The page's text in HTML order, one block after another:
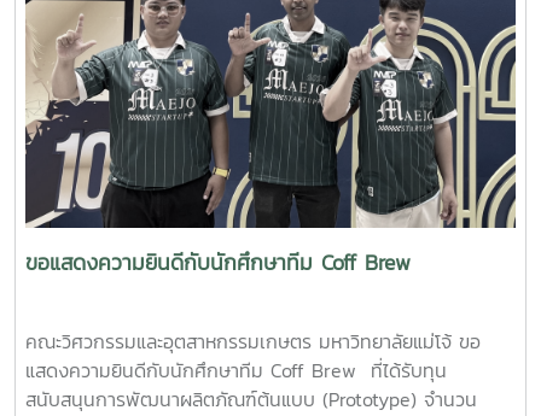
ขอแสดงความยินดีกับนักศึกษาทีม Coff Brew
คณะวิศวกรรมและอุตสาหกรรมเกษตร มหาวิทยาลัยแม่โจ้ ขอ
แสดงความยินดีกับนักศึกษาทีม Coff Brew ที่ได้รับทุน
สนับสนุนการพัฒนาผลิตภัณฑ์ต้นแบบ (Prototype) จำนวน